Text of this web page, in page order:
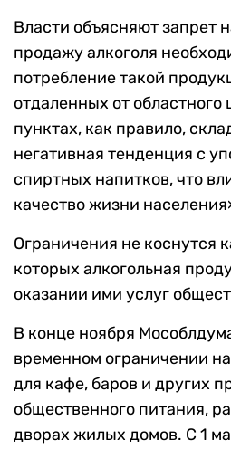
Власти объясняют запрет
продажу алкоголя
потребление такой
отдаленных от
пунктах, как правило,
негативная тенденция с
спиртных напитков, что
качество жизни
Ограничения не коснутся
которых алкогольная
оказании ими услуг
В конце ноября
временном ограничении
для кафе, баров и других
общественного питания,
дворах жилых домов. С 1